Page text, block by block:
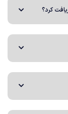
کرد؟